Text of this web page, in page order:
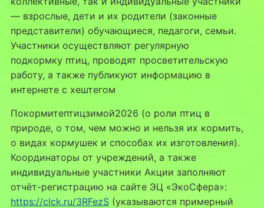
— взрослые, дети и их родители (законные
представители) обучающиеся, педагоги, семьи.
Участники осуществляют регулярную
подкормку птиц, проводят просветительскую
работу, а также публикуют информацию в
интернете с хештегом
Покормитептицзимой2026 (о роли птиц в
природе, о том, чем можно и нельзя их кормить,
о видах кормушек и способах их изготовления).
Координаторы от учреждений, а также
индивидуальные участники Акции заполняют
отчёт-регистрацию на сайте ЭЦ «ЭкоСфера»:
https://clck.ru/3RFezS(указываются примерный